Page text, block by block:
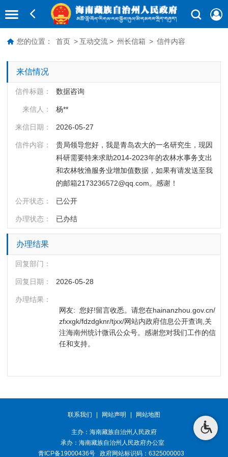
您的位置： 首页 > 互动交流 > 州长信箱 > 信件内容
来信情况
信件标题： 数据咨询
来信人： 杨**
来信日期： 2026-05-27
信件内容：
贵局领导您好，我是青岛农大的一名研究生，现因
科研需要特来求助2014-2023年的农林水事务支出
和农林牧渔服务业增加值数据，如果有请发送至我
的邮箱2173236572@qq.com。感谢！
公开状态： 已公开
办理状态： 已办结
办理结果
回复部门：
回复日期： 2026-05-28
办理结果：
网友:  您好!留言收悉。请您在hainanzhou.gov.cn/
zfxxgk/fdzdgknr/tjxx/网站内政府信息公开查询,关
注海南州统计微讯公众号。感谢您对我们工作的信
任和支持。
联系我们 网站声明 网站地图
主办：海南藏族自治州人民政府
承办： 海南藏族自治州人民政府办公室
青ICP备19000436号政府网站标识码：6325000003